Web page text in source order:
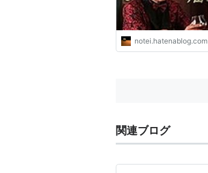
notei.hatenablog.com
関連ブログ